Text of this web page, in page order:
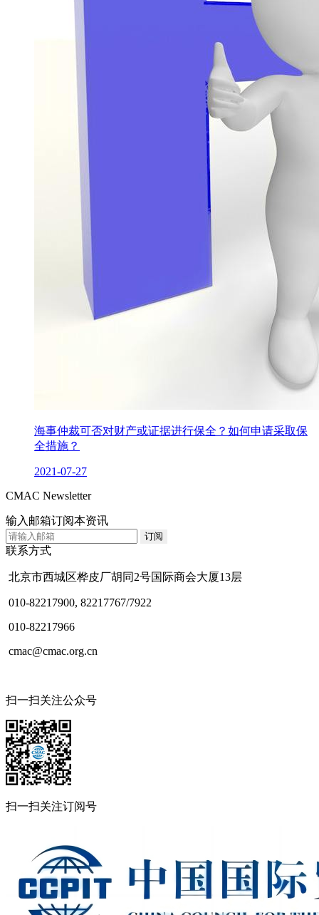
海事仲裁可否对财产或证据进行保全？如何申请采取保
全措施？
2021-07-27
CMAC Newsletter
输入邮箱订阅本资讯
联系方式
北京市西城区桦皮厂胡同2号国际商会大厦13层
010-82217900, 82217767/7922
010-82217966
cmac@cmac.org.cn
扫一扫关注公众号
扫一扫关注订阅号